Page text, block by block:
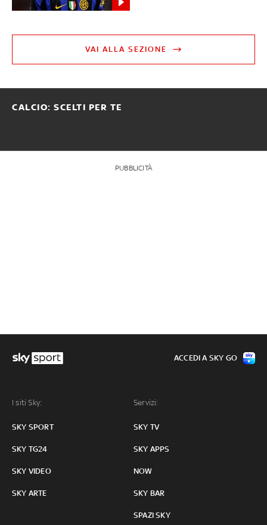
VAI ALLA SEZIONE
CALCIO: SCELTI PER TE
PUBBLICITÀ
I siti Sky:
SKY SPORT
SKY TG24
SKY VIDEO
SKY ARTE
Servizi:
SKY TV
SKY APPS
NOW
SKY BAR
SPAZI SKY
ACCEDI A SKY GO